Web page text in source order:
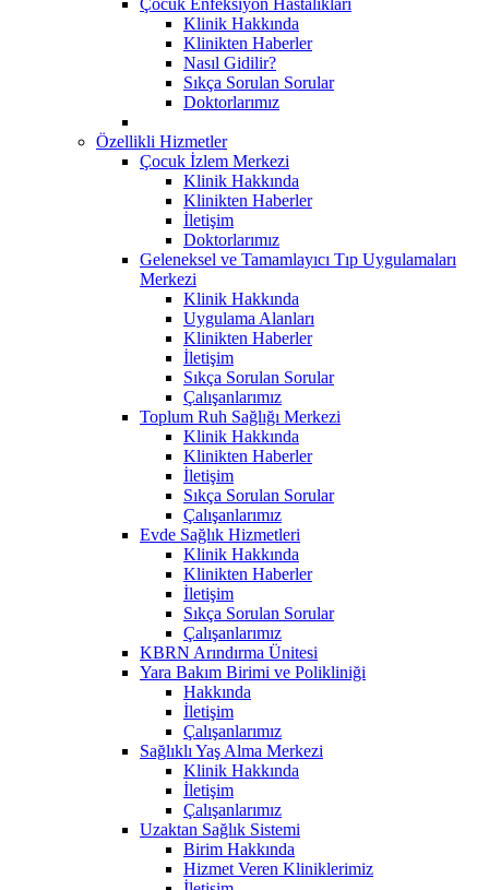
Klinik Hakkında
Klinikten Haberler
Nasıl Gidilir?
Sıkça Sorulan Sorular
Doktorlarımız
Özellikli Hizmetler
Çocuk İzlem Merkezi
Klinik Hakkında
Klinikten Haberler
İletişim
Doktorlarımız
Geleneksel ve Tamamlayıcı Tıp Uygulamaları
Merkezi
Klinik Hakkında
Uygulama Alanları
Klinikten Haberler
İletişim
Sıkça Sorulan Sorular
Çalışanlarımız
Toplum Ruh Sağlığı Merkezi
Klinik Hakkında
Klinikten Haberler
İletişim
Sıkça Sorulan Sorular
Çalışanlarımız
Evde Sağlık Hizmetleri
Klinik Hakkında
Klinikten Haberler
İletişim
Sıkça Sorulan Sorular
Çalışanlarımız
KBRN Arındırma Ünitesi
Yara Bakım Birimi ve Polikliniği
Hakkında
İletişim
Çalışanlarımız
Sağlıklı Yaş Alma Merkezi
Klinik Hakkında
İletişim
Çalışanlarımız
Uzaktan Sağlık Sistemi
Birim Hakkında
Hizmet Veren Kliniklerimiz